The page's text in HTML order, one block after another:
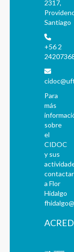
2317,
Santiago
+56 2
Para
más
sobre
el
CIDOC
y sus
contactar
a Flor
Hidalgo